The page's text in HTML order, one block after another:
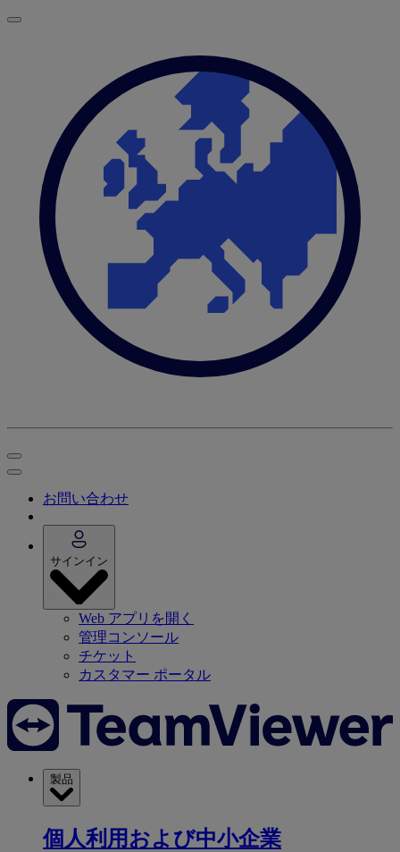
お問い合わせ
サインイン
Web アプリを開く
管理コンソール
チケット
カスタマー ポータル
製品
個人利用および中小企業